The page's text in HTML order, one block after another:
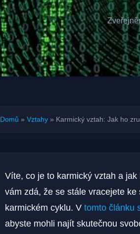
Domů » Vztahy » Karmický vztah: Jak ho
Víte,⁣ co je ‍to karmický vztah a
vám zdá, že se stále vracejete
karmickém cyklu. V tomto článku
abyste mohli najít ​skutečnou